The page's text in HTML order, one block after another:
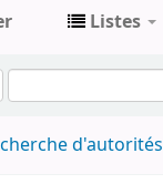
Listes
d'autorités